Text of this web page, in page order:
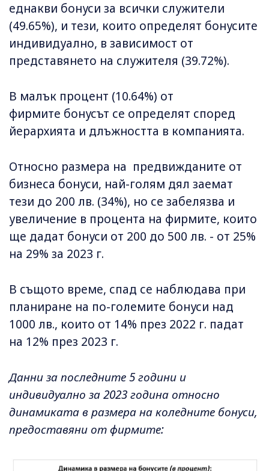
еднакви бонуси за всички служители
(49.65%), и тези, които определят бонусите
индивидуално, в зависимост от
представянето на служителя (39.72%).
В малък процент (10.64%) от
фирмите бонусът се определят според
йерархията и длъжността в компанията.
Относно размера на предвижданите от
бизнеса бонуси, най-голям дял заемат
тези до 200 лв. (34%), но се забелязва и
увеличение в процента на фирмите, които
ще дадат бонуси от 200 до 500 лв. - от 25%
на 29% за 2023 г.
В същото време, спад се наблюдава при
планиране на по-големите бонуси над
1000 лв., които от 14% през 2022 г. падат
на 12% през 2023 г.
Данни за последните 5 години и
индивидуално за 2023 година относно
динамиката в размера на коледните бонуси,
предоставяни от фирмите: